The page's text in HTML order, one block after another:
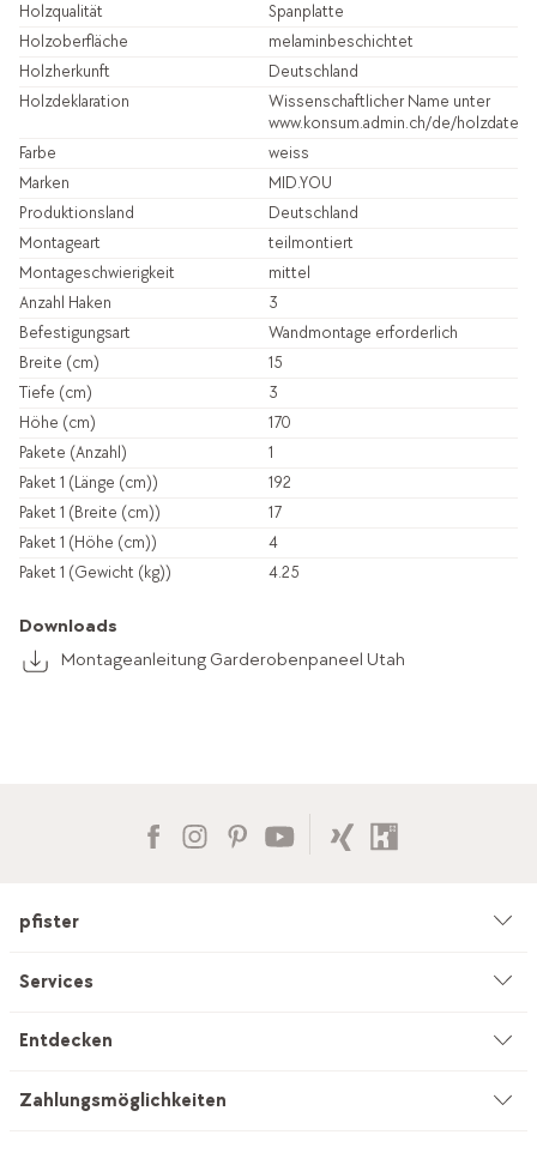
Holzqualität
Spanplatte
Holzoberfläche
melaminbeschichtet
Holzherkunft
Deutschland
Holzdeklaration
Wissenschaftlicher Name unter
www.konsum.admin.ch/de/
Farbe
weiss
Marken
MID.YOU
Produktionsland
Deutschland
Montageart
teilmontiert
Montageschwierigkeit
mittel
Anzahl Haken
3
Befestigungsart
Wandmontage erforderlich
Breite (cm)
15
Tiefe (cm)
3
Höhe (cm)
170
Pakete (Anzahl)
1
Paket 1 (Länge (cm))
192
Paket 1 (Breite (cm))
17
Paket 1 (Höhe (cm))
4
Paket 1 (Gewicht (kg))
4.25
Downloads
Montageanleitung Garderobenpaneel Utah
pfister
Unternehmen
Services
Beratung
Entdecken
Küchenstudio
Zahlungsmöglichkeiten